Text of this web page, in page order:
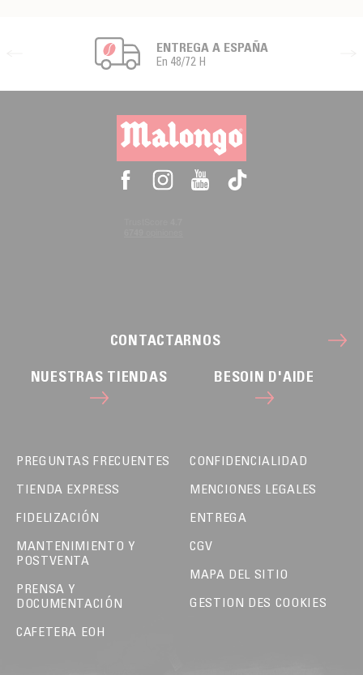
ENTREGA A ESPAÑA
En 48/72 H
CONTACTARNOS
NUESTRAS TIENDAS BESOIN D'AIDE
PREGUNTAS FRECUENTES
TIENDA EXPRESS
FIDELIZACIÓN
MANTENIMIENTO Y
POSTVENTA
PRENSA Y
DOCUMENTACIÓN
CAFETERA EOH
CONFIDENCIALIDAD
MENCIONES LEGALES
ENTREGA
CGV
MAPA DEL SITIO
GESTION DES COOKIES